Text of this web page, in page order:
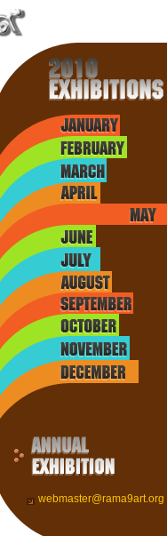
webmaster@rama9art.org